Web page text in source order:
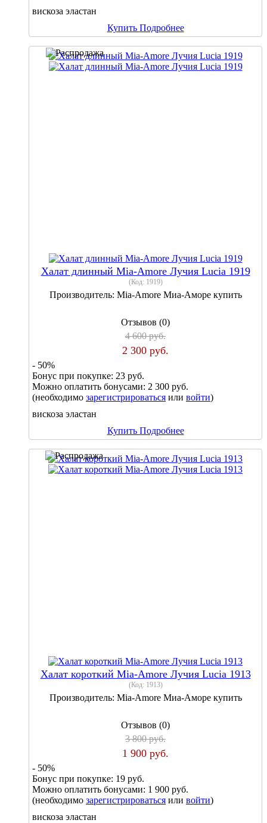
вискоза эластан
Купить Подробнее
Халат длинный Mia-Amore Лучия Lucia 1919
(Код: 1919)
Производитель: Mia-Amore Миа-Аморе купить
Отзывов (0)
4 600 руб.
2 300 руб.
- 50%
Бонус при покупке: 23 руб.
Можно оплатить бонусами: 2 300 руб.
(необходимо зарегистрироваться или войти)
вискоза эластан
Купить Подробнее
Халат короткий Mia-Amore Лучия Lucia 1913
(Код: 1913)
Производитель: Mia-Amore Миа-Аморе купить
Отзывов (0)
3 800 руб.
1 900 руб.
- 50%
Бонус при покупке: 19 руб.
Можно оплатить бонусами: 1 900 руб.
(необходимо зарегистрироваться или войти)
вискоза эластан